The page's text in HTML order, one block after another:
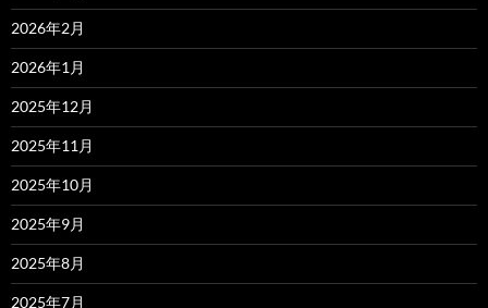
2026年2月
2026年1月
2025年12月
2025年11月
2025年10月
2025年9月
2025年8月
2025年7月